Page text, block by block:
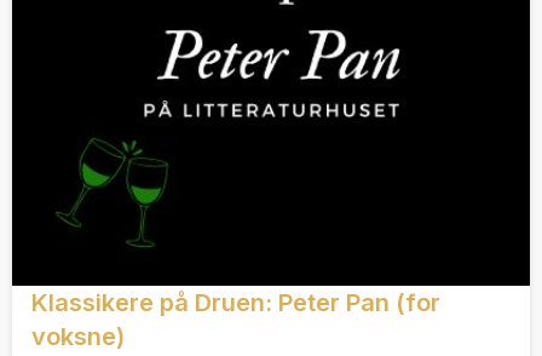
Klassikere på Druen: Peter Pan (for
voksne)